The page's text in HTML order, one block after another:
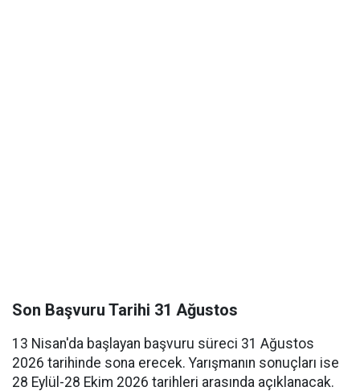
Son Başvuru Tarihi 31 Ağustos
13 Nisan'da başlayan başvuru süreci 31 Ağustos
2026 tarihinde sona erecek. Yarışmanın sonuçları ise
28 Eylül-28 Ekim 2026 tarihleri arasında açıklanacak.